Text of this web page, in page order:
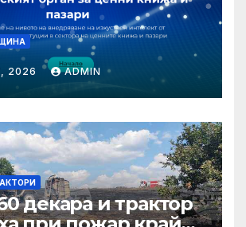
2026 ADMIN
декара и трактор